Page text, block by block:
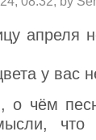
апреля
у вас
о чём
что